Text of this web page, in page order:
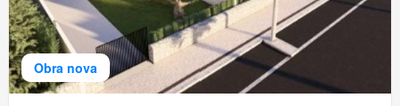
Obra nova